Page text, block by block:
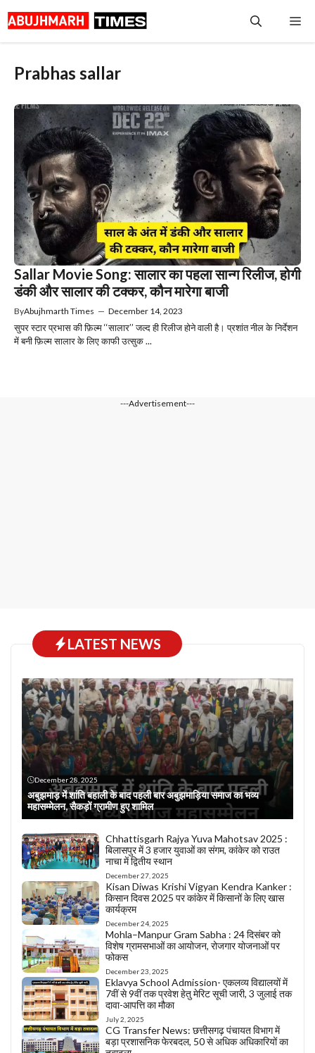
to
Prabhas sallar
Sallar Movie Song: सालार का पहला सान्ग रिलीज, होगी
डंकी और सालार की टक्कर, कौन मारेगा बाजी
ByAbujhmarth Times — December 14, 2023
सुपर स्टार प्रभास की फ़िल्म ‘‘सालार’’ जल्द ही रिलीज होने वाली है। प्रशांत नील के निर्देशन
में बनी फ़िल्म सालार के लिए काफी उत्सुक ...
---Advertisement---
LATEST NEWS
December 28, 2025
अबुझमाड़ में शांति बहाली के बाद पहली बार अबुझमाड़िया समाज का भव्य
महासम्मेलन, सैकड़ों ग्रामीण हुए शामिल
Chhattisgarh Rajya Yuva Mahotsav 2025 :
बिलासपुर में 3 हजार युवाओं का संगम, कांकेर को राउत
नाचा में द्वितीय स्थान
December 27, 2025
Kisan Diwas Krishi Vigyan Kendra Kanker :
किसान दिवस 2025 पर कांकेर में किसानों के लिए खास
कार्यक्रम
December 24, 2025
Mohla–Manpur Gram Sabha : 24 दिसंबर को
विशेष ग्रामसभाओं का आयोजन, रोजगार योजनाओं पर
फोकस
December 23, 2025
Eklavya School Admission- एकलव्य विद्यालयों में
7वीं से 9वीं तक प्रवेश हेतु मेरिट सूची जारी, 3 जुलाई तक
दावा-आपत्ति का मौका
July 2, 2025
CG Transfer News: छत्तीसगढ़ पंचायत विभाग में
बड़ा प्रशासनिक फेरबदल, 50 से अधिक अधिकारियों का